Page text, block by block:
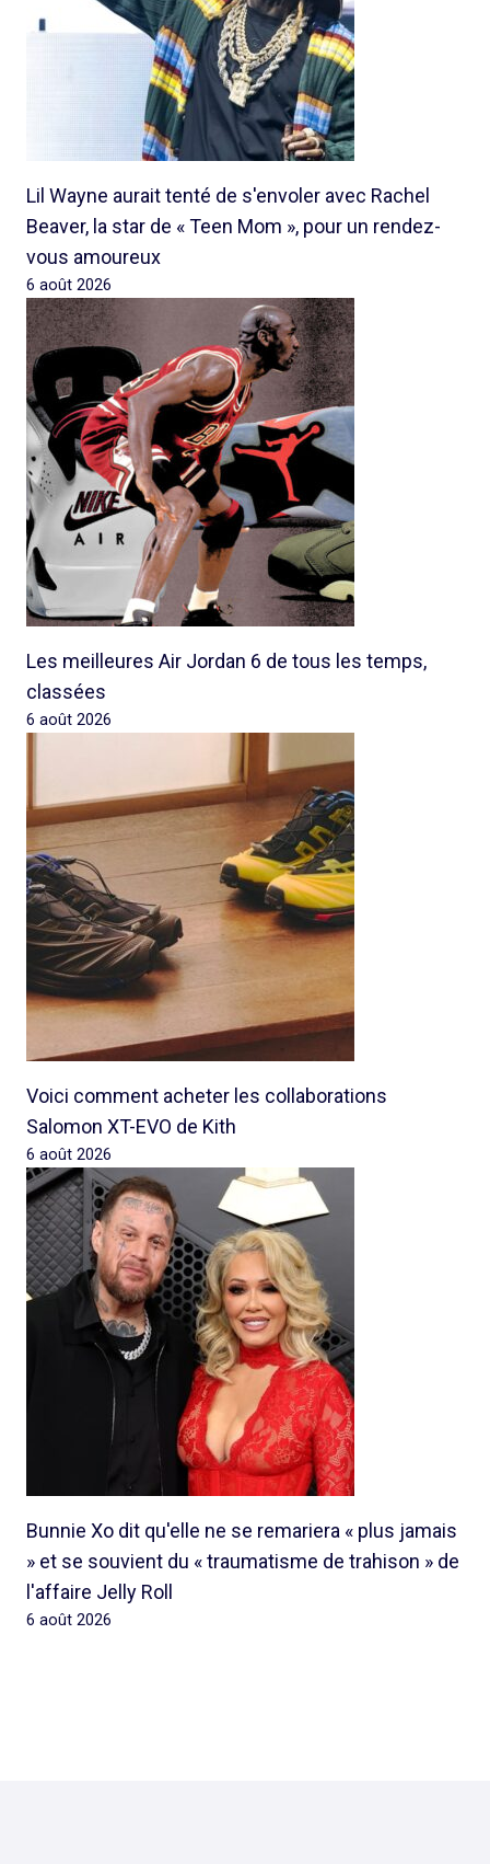
Lil Wayne aurait tenté de s'envoler avec Rachel
Beaver, la star de « Teen Mom », pour un rendez-
vous amoureux
6 août 2026
Les meilleures Air Jordan 6 de tous les temps,
classées
6 août 2026
Voici comment acheter les collaborations
Salomon XT-EVO de Kith
6 août 2026
Bunnie Xo dit qu'elle ne se remariera « plus jamais
» et se souvient du « traumatisme de trahison » de
l'affaire Jelly Roll
6 août 2026